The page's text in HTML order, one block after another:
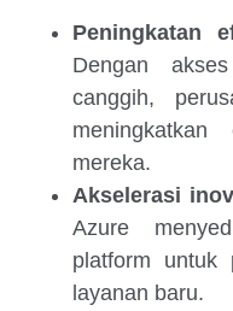
Peningkatan
Dengan
canggih,
mereka.
Akselerasi
Azure
platform untuk
layanan baru.